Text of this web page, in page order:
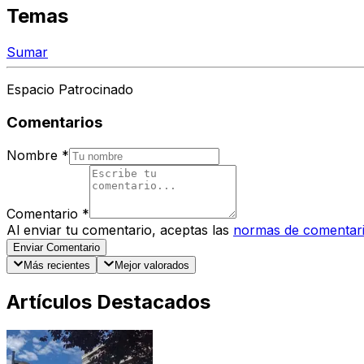
Temas
Sumar
Espacio Patrocinado
Comentarios
Nombre *
Comentario *
Al enviar tu comentario, aceptas las normas de
Enviar Comentario
Más recientes
Mejor valorados
Artículos Destacados